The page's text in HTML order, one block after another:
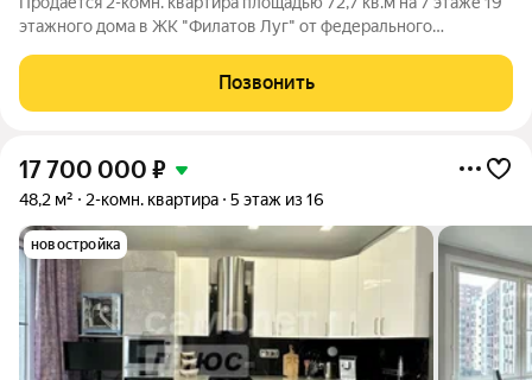
этажного дома в ЖК "Филатов Луг" от федерального
«Филатов Луг» расположен в тихом и экологически чистом
районе Новой Москвы, в поселении
Позвонить
17 700 000 ₽
48,2 м² 2-комн. квартира 5 этаж из 16
новостройка